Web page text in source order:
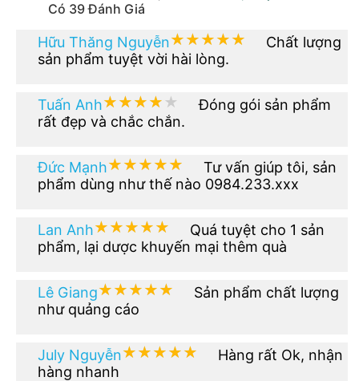
Có 39 Đánh Giá
Hữu Thăng Nguyễn★★★★★
★★★★★
Chất lượng
sản phẩm tuyệt vời hài lòng.
Tuấn Anh★★★★★
★★★★★
Đóng gói sản phẩm
rất đẹp và chắc chắn.
Đức Mạnh★★★★★
★★★★★
Tư vấn giúp tôi, sản
phẩm dùng như thế nào 0984.233.xxx
Lan Anh★★★★★
★★★★★
Quá tuyệt cho 1 sản
phẩm, lại dược khuyến mại thêm quà
Lê Giang★★★★★
★★★★★
Sản phẩm chất lượng
như quảng cáo
July Nguyễn★★★★★
★★★★★
Hàng rất Ok, nhận
hàng nhanh